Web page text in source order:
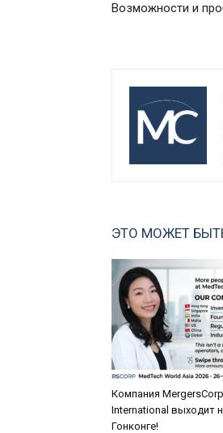
Возможности и
ЭТО МОЖЕТ
Компания
International выходит
Гонконге!